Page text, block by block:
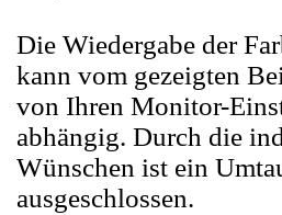
Die Wiedergabe der
kann vom gezeigten
von Ihren Monitor-
abhängig. Durch die
Wünschen ist ein
ausgeschlossen.